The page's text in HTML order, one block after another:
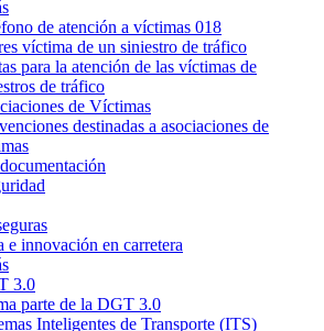
de atención a víctimas 018
víctima de un siniestro de tráfico
para la atención de las víctimas de
de tráfico
de Víctimas
destinadas a asociaciones de
e innovación en carretera
3.0
parte de la DGT 3.0
Inteligentes de Transporte (ITS)